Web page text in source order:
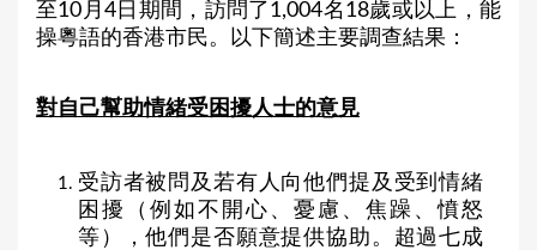
至10月4日期間，訪問了1,004名18歲或以上，能
操粵語的香港市民。以下簡述主要調查結果：
對自己幫助情緒受困擾人士的意見
受訪者被問及若有人向他們提及受到情緒
困擾（例如不開心、憂慮、焦躁、憤怒
等），他們是否願意提供協助。超過七成